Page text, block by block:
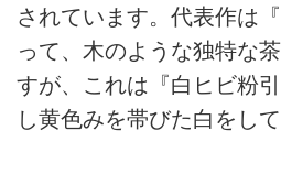
されています。代表作は
って、木のような独特な
すが、これは『白ヒビ粉
し黄色みを帯びた白をして